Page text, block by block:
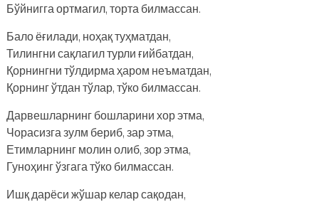
Бўйнигга ортмагил, торта билмассан.
Бало ёғилади, ноҳақ туҳматдан,
Тилингни сақлагил турли ғийбатдан,
Қорнингни тўлдирма ҳаром неъматдан,
Қорнинг ўтдан тўлар, тўко билмассан.
Дарвешларнинг бошларини хор этма,
Чорасизга зулм бериб, зар этма,
Етимларнинг молин олиб, зор этма,
Гуноҳинг ўзгага тўко билмассан.
Ишқ дарёси жўшар келар сақодан,